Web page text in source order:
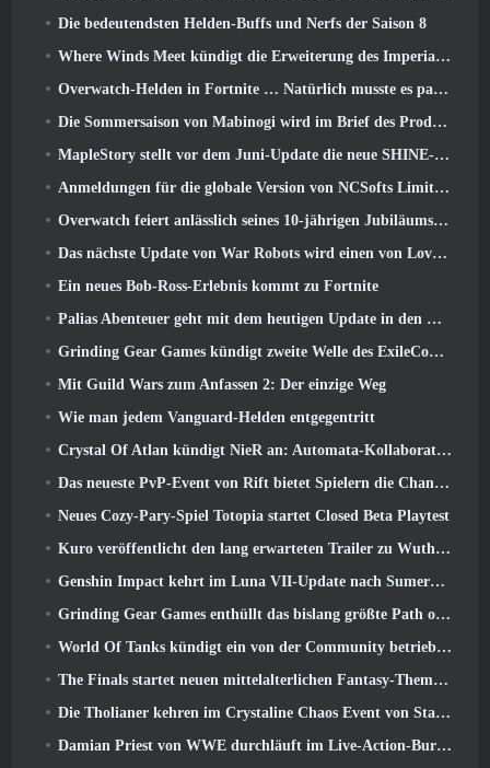
Die bedeutendsten Helden-Buffs und Nerfs der Saison 8
Where Winds Meet kündigt die Erweiterung des Imperial Palace an und teilt eine „massive“ Content-Roadmap mit
Overwatch-Helden in Fortnite … Natürlich musste es passieren
Die Sommersaison von Mabinogi wird im Brief des Produzenten enthüllt
MapleStory stellt vor dem Juni-Update die neue SHINE-Klasse vor
Anmeldungen für die globale Version von NCSofts Limit Zero Breakers „Prologue Test“ sind im Gange
Overwatch feiert anlässlich seines 10-jährigen Jubiläums „Ein Jahrzehnt der Helden“.
Das nächste Update von War Robots wird einen von Lovecraft inspirierten Scharfschützen vorstellen
Ein neues Bob-Ross-Erlebnis kommt zu Fortnite
Palias Abenteuer geht mit dem heutigen Update in den Royal Highlands weiter
Grinding Gear Games kündigt zweite Welle des ExileCon-Ticketverkaufs an
Mit Guild Wars zum Anfassen 2: Der einzige Weg
Wie man jedem Vanguard-Helden entgegentritt
Crystal Of Atlan kündigt NieR an: Automata-Kollaborationsveranstaltung
Das neueste PvP-Event von Rift bietet Spielern die Chance, bis zu zu gewinnen 4000 Credits und ein neuer Titel
Neues Cozy-Pary-Spiel Totopia startet Closed Beta Playtest
Kuro veröffentlicht den lang erwarteten Trailer zu Wuthering Waves Cyberpunk: Edgerunners Crossover
Genshin Impact kehrt im Luna VII-Update nach Sumeru zurück
Grinding Gear Games enthüllt das bislang größte Path of Exile II-Update, Rückkehr der Alten
World Of Tanks kündigt ein von der Community betriebenes WARRIORS-Turnier an
The Finals startet neuen mittelalterlichen Fantasy-Themenmodus „Dragon’s Claim“
Die Tholianer kehren im Crystaline Chaos Event von Star Trek Online zurück
Damian Priest von WWE durchläuft im Live-Action-Burst-Fest-Trailer von Delta Force eine Ausbildung im „The Loot Camp“.